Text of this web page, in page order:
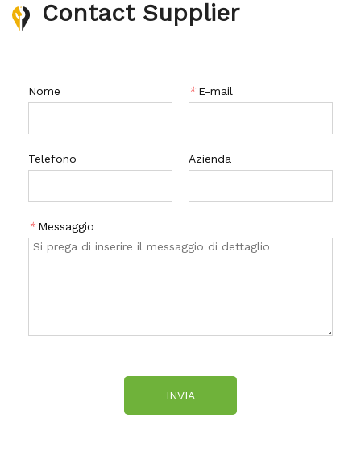
Contact Supplier
Nome * E-mail
Telefono Azienda
* Messaggio
INVIA